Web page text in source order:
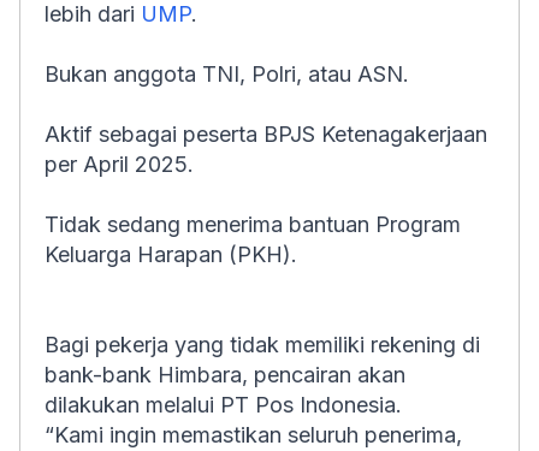
lebih dari UMP.
Bukan anggota TNI, Polri, atau ASN.
Aktif sebagai peserta BPJS Ketenagakerjaan
per April 2025.
Tidak sedang menerima bantuan Program
Keluarga Harapan (PKH).
Bagi pekerja yang tidak memiliki rekening di
bank-bank Himbara, pencairan akan
dilakukan melalui PT Pos Indonesia.
“Kami ingin memastikan seluruh penerima,